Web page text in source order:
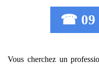
☎ 09
Vous cherchez un